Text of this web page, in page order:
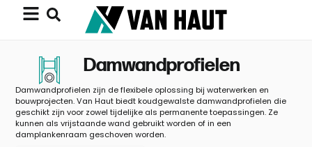
Damwandprofielen
Damwandprofielen zijn de flexibele oplossing bij waterwerken en
bouwprojecten. Van Haut biedt koudgewalste damwandprofielen die
geschikt zijn voor zowel tijdelijke als permanente toepassingen. Ze
kunnen als vrijstaande wand gebruikt worden of in een
damplankenraam geschoven worden.